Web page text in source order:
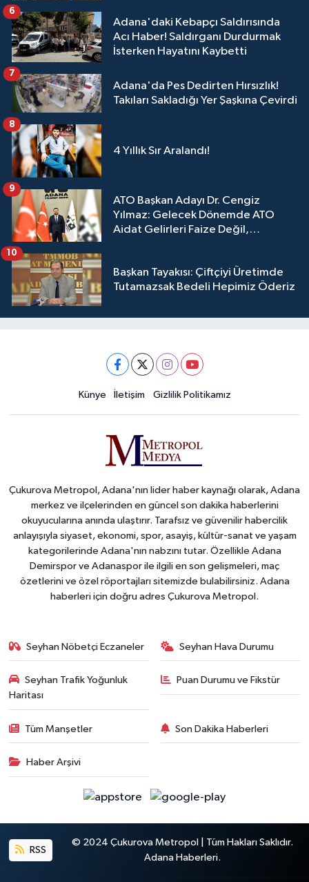
Adana'daki Kebapçı Saldırısında
Acı Haber! Saldırganı Durdurmak
İsterken Hayatını Kaybetti
6
Adana'da Pes Dedirten Hırsızlık!
Takıları Sakladığı Yer Şaşkına Çevirdi
7
4 Yıllık Sır Aralandı!
8
ATO Başkan Adayı Dr. Cengiz
Yılmaz: Gelecek Dönemde ATO
Aidat Gelirleri Faize Değil,
9
Başkan Tayakısı: Çiftçiyi Üretimde
Tutamazsak Bedeli Hepimiz Öderiz
10
Künye İletişim Gizlilik Politikamız
Çukurova Metropol, Adana'nın lider haber kaynağı olarak, Adana
merkez ve ilçelerinden en güncel son dakika haberlerini
okuyucularına anında ulaştırır. Tarafsız ve güvenilir habercilik
anlayışıyla siyaset, ekonomi, spor, asayiş, kültür-sanat ve yaşam
kategorilerinde Adana'nın nabzını tutar. Özellikle Adana
Demirspor ve Adanaspor ile ilgili en son gelişmeleri, maç
özetlerini ve özel röportajları sitemizde bulabilirsiniz. Adana
haberleri için doğru adres Çukurova Metropol.
Seyhan Nöbetçi Eczaneler Seyhan Hava Durumu
Seyhan Trafik Yoğunluk
Haritası
Puan Durumu ve Fikstür
Tüm Manşetler Son Dakika Haberleri
Haber Arşivi
RSS
© 2024 Çukurova Metropol | Tüm Hakları Saklıdır.
Adana Haberleri.